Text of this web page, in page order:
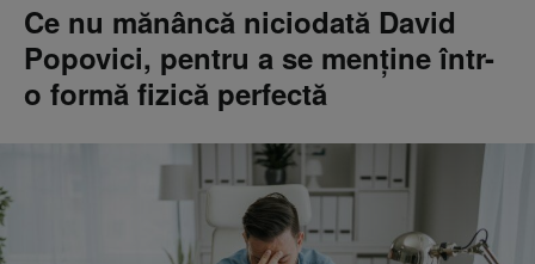
Ce nu mănâncă niciodată David
Popovici, pentru a se menţine într-
o formă fizică perfectă